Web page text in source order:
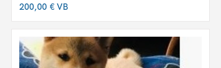
200,00 €VB